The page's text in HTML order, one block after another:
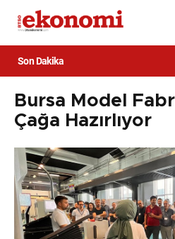
Son Dakika
Bursa Model
Çağa Hazırlıyor